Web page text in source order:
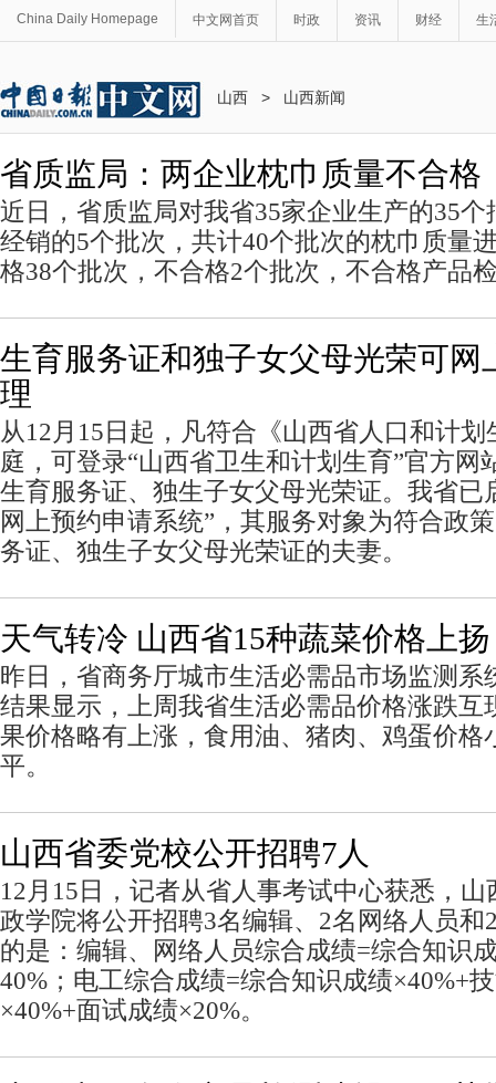
China Daily Homepage 中文网首页 时政 资讯 财经 生
山西 > 山西新闻
省质监局：两企业枕巾质量不合格
近日，省质监局对我省35家企业生产的35
经销的5个批次，共计40个批次的枕巾质量
格38个批次，不合格2个批次，不合格产品
生育服务证和独子女父母光荣可网
理
从12月15日起，凡符合《山西省人口和计
庭，可登录“山西省卫生和计划生育”官方网
生育服务证、独生子女父母光荣证。我省已
网上预约申请系统”，其服务对象为符合政
务证、独生子女父母光荣证的夫妻。
天气转冷 山西省15种蔬菜价格上扬
昨日，省商务厅城市生活必需品市场监测系
结果显示，上周我省生活必需品价格涨跌互
果价格略有上涨，食用油、猪肉、鸡蛋价格
平。
山西省委党校公开招聘7人
12月15日，记者从省人事考试中心获悉，
政学院将公开招聘3名编辑、2名网络人员和
的是：编辑、网络人员综合成绩=综合知识
40%；电工综合成绩=综合知识成绩×40%+
×40%+面试成绩×20%。